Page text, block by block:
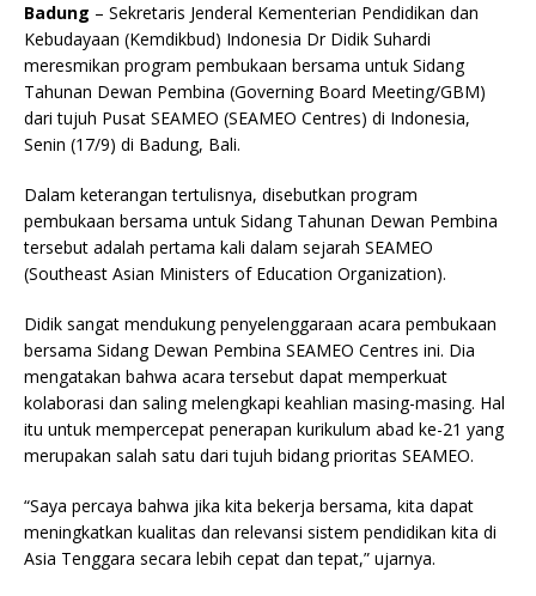
Badung – Sekretaris Jenderal Kementerian Pendidikan dan
Kebudayaan (Kemdikbud) Indonesia Dr Didik Suhardi
meresmikan program pembukaan bersama untuk Sidang
Tahunan Dewan Pembina (Governing Board Meeting/GBM)
dari tujuh Pusat SEAMEO (SEAMEO Centres) di Indonesia,
Senin (17/9) di Badung, Bali.
Dalam keterangan tertulisnya, disebutkan program
pembukaan bersama untuk Sidang Tahunan Dewan Pembina
tersebut adalah pertama kali dalam sejarah SEAMEO
(Southeast Asian Ministers of Education Organization).
Didik sangat mendukung penyelenggaraan acara pembukaan
bersama Sidang Dewan Pembina SEAMEO Centres ini. Dia
mengatakan bahwa acara tersebut dapat memperkuat
kolaborasi dan saling melengkapi keahlian masing-masing. Hal
itu untuk mempercepat penerapan kurikulum abad ke-21 yang
merupakan salah satu dari tujuh bidang prioritas SEAMEO.
“Saya percaya bahwa jika kita bekerja bersama, kita dapat
meningkatkan kualitas dan relevansi sistem pendidikan kita di
Asia Tenggara secara lebih cepat dan tepat,” ujarnya.